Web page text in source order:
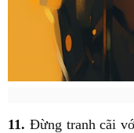
11. Đừng tranh cãi